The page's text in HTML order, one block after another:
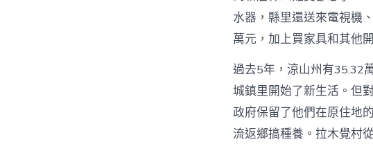
水器，縣里還送來電視機
萬元，加上買家具和其他
過去5年，涼山州有35.32
城鎮里開始了新生活。但
政府保留了他們在原住地
流返鄉搞種養。拉木覺村